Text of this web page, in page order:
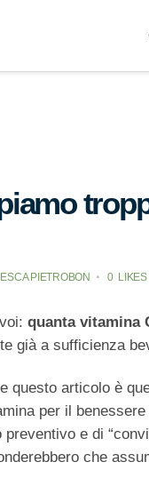
PIETROBON 0 LIKES
quanta vitamina
già a sufficienza
questo articolo è
per il
e di
che